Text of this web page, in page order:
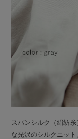
スパンシルク（絹紡
な光沢のシルクニッ